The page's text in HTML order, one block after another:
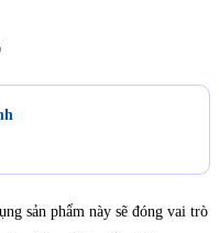
sản phẩm này sẽ đóng vai trò